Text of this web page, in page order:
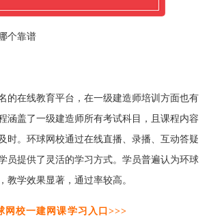
个靠谱
的在线教育平台，在一级建造师培训方面也有
涵盖了一级建造师所有考试科目，且课程内容
时。环球网校通过在线直播、录播、互动答疑
员提供了灵活的学习方式。学员普遍认为环球
教学效果显著，通过率较高。
网校一建网课学习入口>>>